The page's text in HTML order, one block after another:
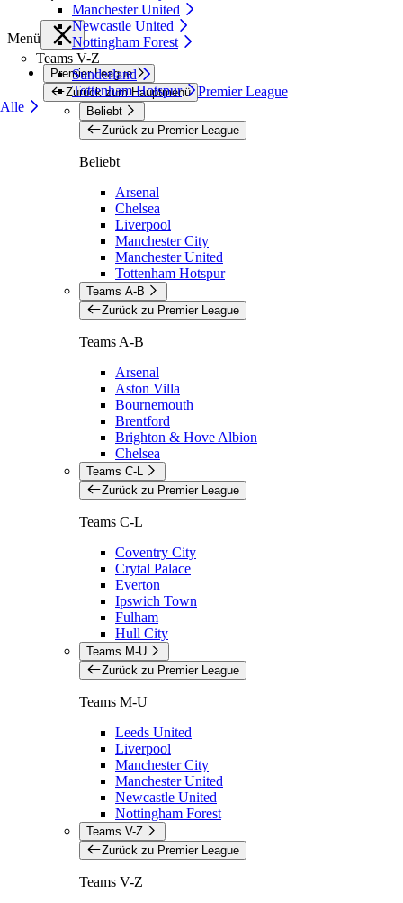
Manchester United
Newcastle United
Nottingham Forest
Teams V-Z
Sunderland
Tottenham Hotspur
Alle
Menü
Premier League
Zurück zum Hauptmenü Premier League
Beliebt
Zurück zu Premier League
Beliebt
Arsenal
Chelsea
Liverpool
Manchester City
Manchester United
Tottenham Hotspur
Teams A-B
Zurück zu Premier League
Teams A-B
Arsenal
Aston Villa
Bournemouth
Brentford
Brighton & Hove Albion
Chelsea
Teams C-L
Zurück zu Premier League
Teams C-L
Coventry City
Crytal Palace
Everton
Ipswich Town
Fulham
Hull City
Teams M-U
Zurück zu Premier League
Teams M-U
Leeds United
Liverpool
Manchester City
Manchester United
Newcastle United
Nottingham Forest
Teams V-Z
Zurück zu Premier League
Teams V-Z